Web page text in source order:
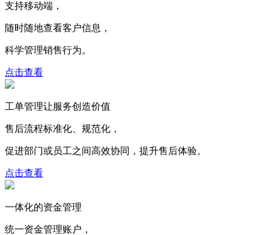
支持移动端，
随时随地查看客户信息，
科学管理销售行为。
点击查看
工单管理让服务创造价值
售后流程标准化、规范化，
促进部门或员工之间高效协同，提升售后体验。
点击查看
一体化的资金管理
统一资金管理账户，